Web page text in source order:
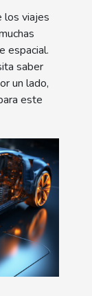
los viajes
espacial.
saber
un lado,
este